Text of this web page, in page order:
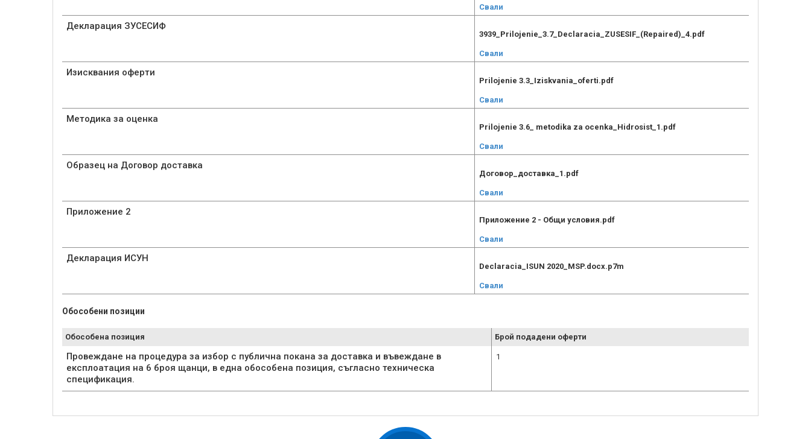
Свали
Декларация ЗУСЕСИФ
3939_Prilojenie_3.7_Declaracia_ZUSESIF_(Repaired)_4.pdf
Свали
Изисквания оферти
Prilojenie 3.3_Iziskvania_oferti.pdf
Свали
Методика за оценка
Prilojenie 3.6_ metodika za ocenka_Hidrosist_1.pdf
Свали
Образец на Договор доставка
Договор_доставка_1.pdf
Свали
Приложение 2
Приложение 2 - Общи условия.pdf
Свали
Декларация ИСУН
Declaracia_ISUN 2020_MSP.docx.p7m
Свали
Обособени позиции
Обособена позиция Брой подадени оферти
Провеждане на процедура за избор с публична покана за доставка и въвеждане в
експлоатация на 6 броя щанци, в една обособена позиция, съгласно техническа
спецификация.
1